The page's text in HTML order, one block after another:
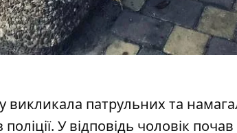
викликала патрульних та
У відповідь чоловік